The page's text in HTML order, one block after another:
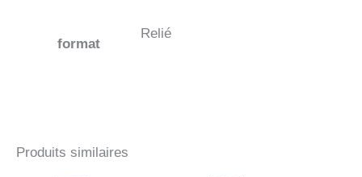
format
Relié
Produits similaires